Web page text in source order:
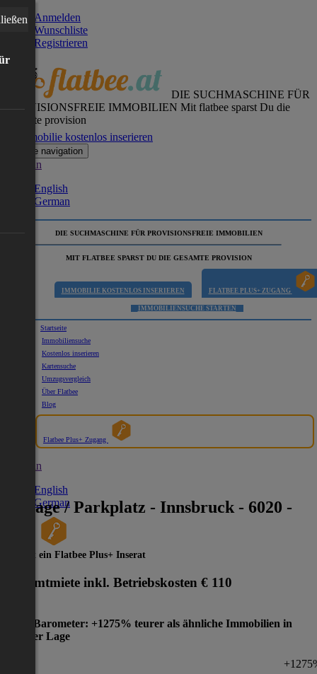
Anmelden
Wunschliste
Registrieren
DIE SUCHMASCHINE FÜR
PROVISIONSFREIE IMMOBILIEN Mit flatbee sparst Du die
gesamte provision
Immobilie kostenlos inserieren
Toggle navigation
German
English
German
DIE SUCHMASCHINE FÜR PROVISIONSFREIE IMMOBILIEN
MIT FLATBEE SPARST DU DIE GESAMTE PROVISION
IMMOBILIE KOSTENLOS INSERIEREN FLATBEE PLUS+ ZUGANG
IMMOBILIENSUCHE STARTEN
Startseite
Immobiliensuche
Kostenlos inserieren
Kartensuche
Umzugsvergleich
Über Flatbee
Blog
Flatbee Plus+ Zugang
German
English
German
Garage / Parkplatz - Innsbruck - 6020 -
Dies ist ein Flatbee Plus+ Inserat
Gesamtmiete inkl. Betriebskosten € 110
Preis-Barometer: +1275% teurer als ähnliche Immobilien in
gleicher Lage